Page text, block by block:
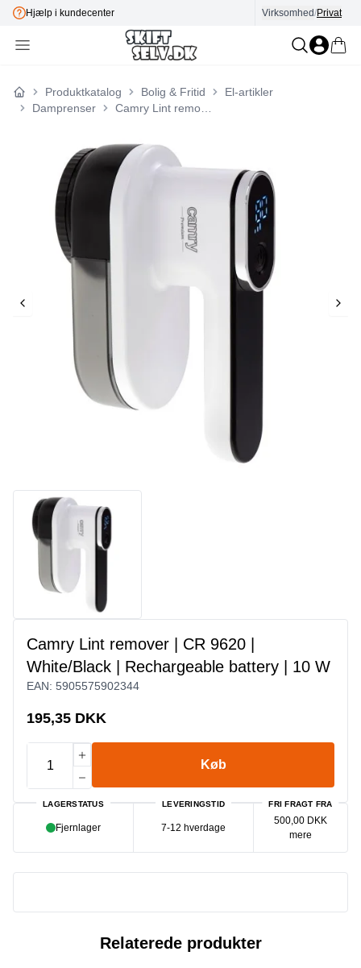
Hjælp i kundecenter E-mærket
Virksomhed/Privat
Forside
Produktkatalog Bolig & Fritid
El-artikler
Damprenser
Camry Lint remover | CR 9620 |
White/Black | Rechargeable battery | 10 W
EAN: 5905575902344
195,35 DKK
Køb
LAGERSTATUS
Fjernlager
LEVERINGSTID
7-12 hverdage
FRI FRAGT FRA
500,00 DKK
mere
Relaterede produkter